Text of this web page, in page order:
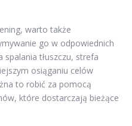
warto także
go w odpowiednich
tłuszczu, strefa
osiąganiu celów
to robić za pomocą
które dostarczają bieżące